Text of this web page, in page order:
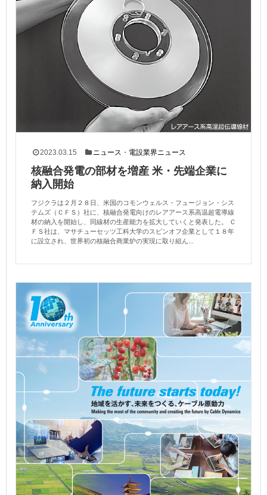
2023.03.15 ニュース ・ 電設業界ニュース
核融合発電の部材を増産 米・先端企業に
納入開始
フジクラは２月２８日、米国のコモンウェルス・フュージョン・シス
テムズ（ＣＦＳ）社に、核融合発電向けのレアアース系高温超電導線
材の納入を開始し、同線材の生産能力を拡大していくと発表した。 Ｃ
ＦＳ社は、マサチューセッツ工科大学のスピンオフ企業として１８年
に設立され、世界初の核融合商業炉の実現に取り組ん...